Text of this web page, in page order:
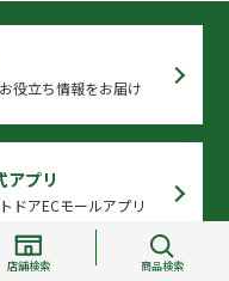
役立ち情報をお届け
アプリ
ドアECモールアプリ
店舗検索 商品検索